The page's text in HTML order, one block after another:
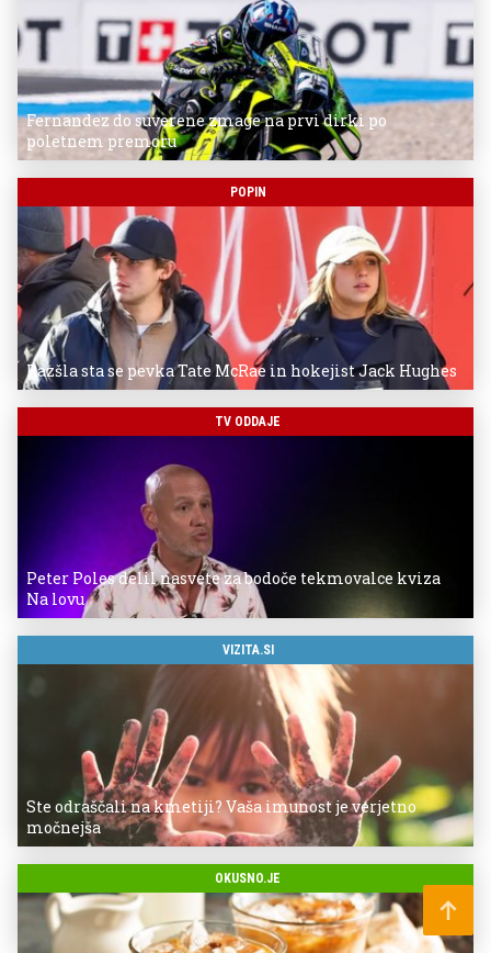
Fernandez do suverene zmage na prvi dirki po
poletnem premoru
POPIN
Razšla sta se pevka Tate McRae in hokejist Jack Hughes
TV ODDAJE
Peter Poles delil nasvete za bodoče tekmovalce kviza
Na lovu
VIZITA.SI
Ste odraščali na kmetiji? Vaša imunost je verjetno
močnejša
OKUSNO.JE